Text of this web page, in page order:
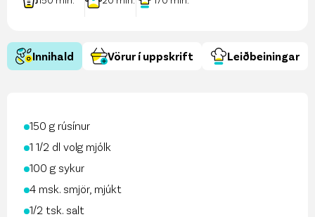
Innihald Vörur í uppskrift Leiðbeiningar
150 g rúsínur
1 1⁄2 dl volg mjólk
100 g sykur
4 msk. smjör, mjúkt
1⁄2 tsk. salt